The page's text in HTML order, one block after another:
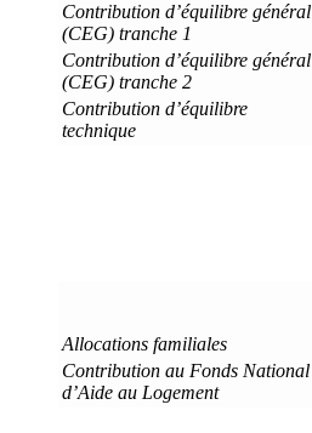
Contribution d’équilibre général
(CEG) tranche 1
Contribution d’équilibre général
(CEG) tranche 2
Contribution d’équilibre
technique
Allocations familiales
Contribution au Fonds National
d’Aide au Logement